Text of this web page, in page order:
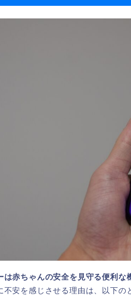
は赤ちゃんの安全を見守る便利な
不安を感じさせる理由は、以下の